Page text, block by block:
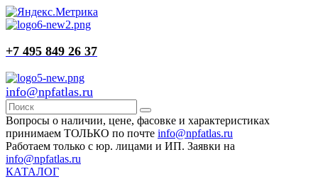
+7 495 849 26 37
info@npfatlas.ru
Вопросы о наличии, цене, фасовке и характеристиках
принимаем ТОЛЬКО по почте info@npfatlas.ru
Работаем только с юр. лицами и ИП. Заявки на
info@npfatlas.ru
КАТАЛОГ